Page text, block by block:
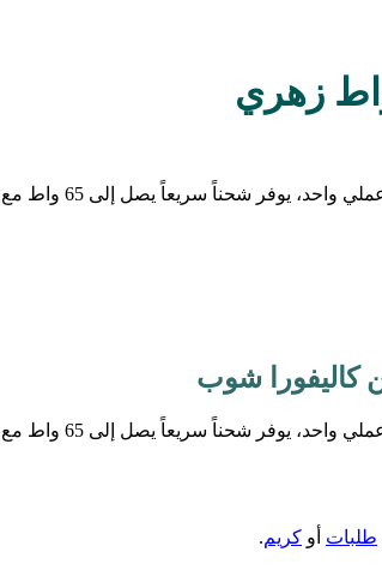
طلبات أو كريم.